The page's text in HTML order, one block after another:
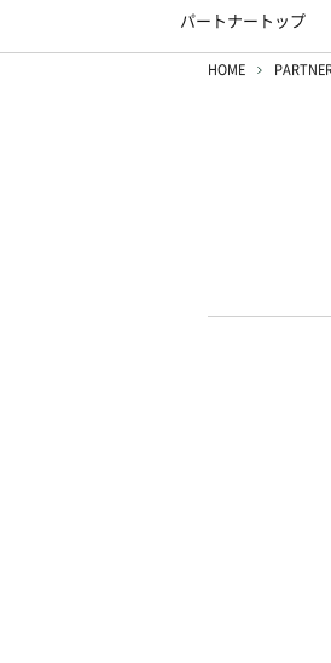
パートナートップ
HOME